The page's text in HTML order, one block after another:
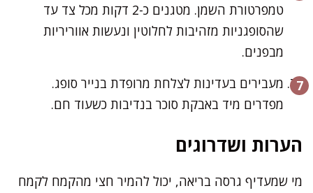
טמפרטורת השמן. מטגנים כ-2 דקות מכל צד עד
שהסופגניות מזהיבות לחלוטין ונעשות אווריריות
מבפנים.
מעבירים בעדינות לצלחת מרופדת בנייר סופג.
מפדרים מיד באבקת סוכר בנדיבות כשעוד חם.
הערות ושדרוגים
מי שמעדיף גרסה בריאה, יכול להמיר חצי מהקמח לקמח